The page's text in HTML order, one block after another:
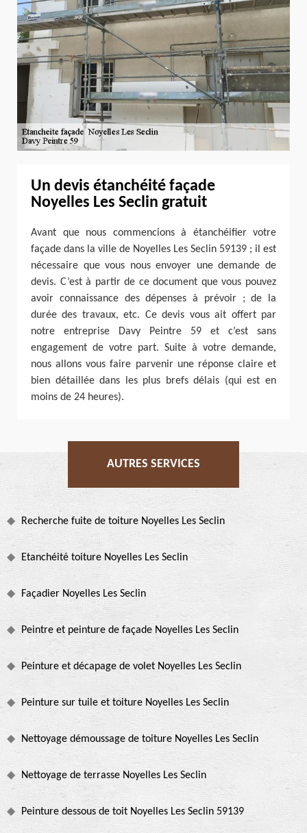
Un devis étanchéité façade
Noyelles Les Seclin gratuit
Avant que nous commencions à étanchéifier votre
façade dans la ville de Noyelles Les Seclin 59139 ; il est
nécessaire que vous nous envoyer une demande de
devis. C’est à partir de ce document que vous pouvez
avoir connaissance des dépenses à prévoir ; de la
durée des travaux, etc. Ce devis vous ait offert par
notre entreprise Davy Peintre 59 et c’est sans
engagement de votre part. Suite à votre demande,
nous allons vous faire parvenir une réponse claire et
bien détaillée dans les plus brefs délais (qui est en
moins de 24 heures).
AUTRES SERVICES
Recherche fuite de toiture Noyelles Les Seclin
Etanchéité toiture Noyelles Les Seclin
Façadier Noyelles Les Seclin
Peintre et peinture de façade Noyelles Les Seclin
Peinture et décapage de volet Noyelles Les Seclin
Peinture sur tuile et toiture Noyelles Les Seclin
Nettoyage démoussage de toiture Noyelles Les Seclin
Nettoyage de terrasse Noyelles Les Seclin
Peinture dessous de toit Noyelles Les Seclin 59139